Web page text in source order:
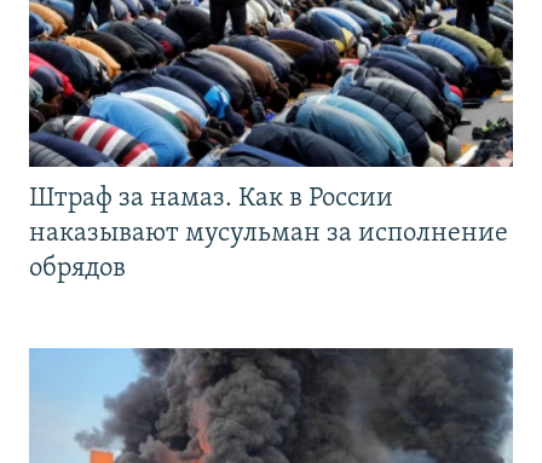
Штраф за намаз. Как в России
наказывают мусульман за исполнение
обрядов